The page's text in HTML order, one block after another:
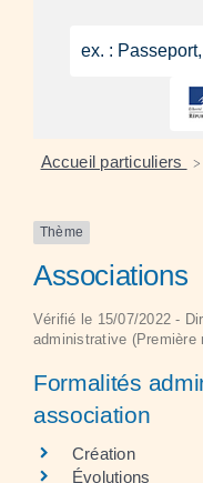
Accueil particuliers >
Thème
Associations
Vérifié le 15/07/2022 -
administrative (Première
Formalités
association
Création
Évolutions